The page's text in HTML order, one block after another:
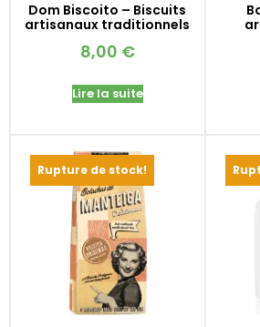
Dom Biscoito – Biscuits
artisanaux traditionnels
8,00 €
Lire la suite
Rupture de stock!